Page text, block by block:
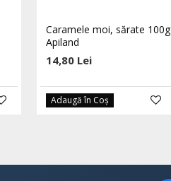
Caramele moi, sărate 100g
Apiland
14,80 Lei
Adaugă în Coş